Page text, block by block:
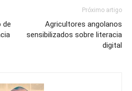
de
Próximo artigo
Agricultores angolanos
sensibilizados sobre literacia
digital